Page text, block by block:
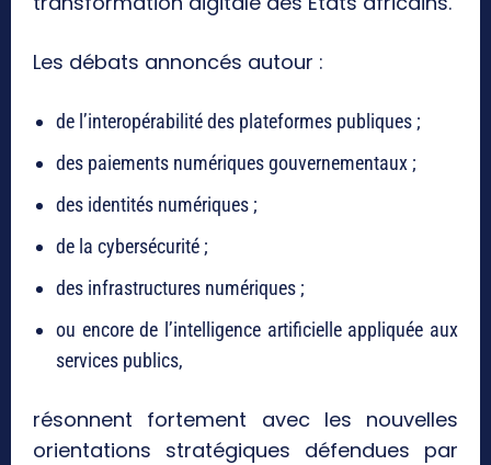
Les débats annoncés autour :
de l’interopérabilité des plateformes publiques ;
des paiements numériques gouvernementaux ;
des identités numériques ;
de la cybersécurité ;
des infrastructures numériques ;
ou encore de l’intelligence artificielle appliquée aux
services publics,
résonnent fortement avec les nouvelles
orientations stratégiques défendues par